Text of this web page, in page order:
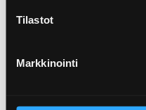
Tilastot
Markkinointi
Henkilötietoja
selvittämiseksi, sekä